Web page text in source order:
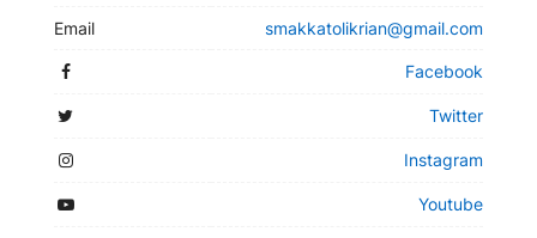
Email smakkatolikrian@gmail.com
Facebook
Twitter
Instagram
Youtube